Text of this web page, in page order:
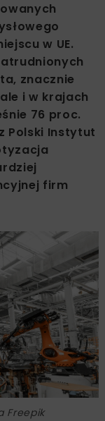
w UE.
znacznie
i w krajach
76 proc.
Polski Instytut
firm
Freepik